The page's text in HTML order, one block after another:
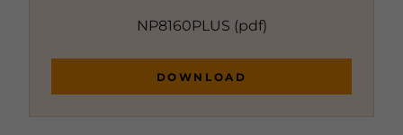
NP8160PLUS (pdf)
DOWNLOAD